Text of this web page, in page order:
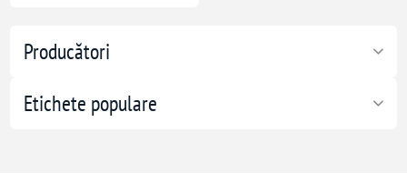
Producători
Etichete populare